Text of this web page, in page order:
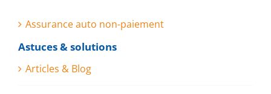
Assurance auto non-paiement
Astuces & solutions
Articles & Blog